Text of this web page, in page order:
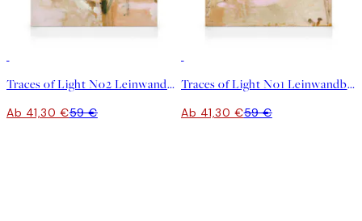
Traces of Light No2 Leinwandbild
Ab 41,30 €59 €
Traces of Light No1 Leinwandbild
Ab 41,30 €59 €